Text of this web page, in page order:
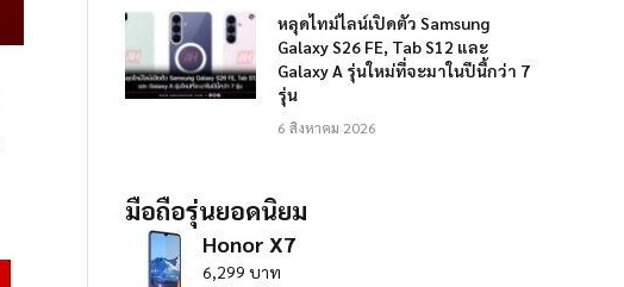
หลุดไทม์ไลน์เปิดตัว Samsung
Galaxy S26 FE, Tab S12 และ
Galaxy A รุ่นใหม่ที่จะมาในปีนี้กว่า 7
รุ่น
6 สิงหาคม 2026
มือถือรุ่นยอดนิยม
Honor X7
6,299 บาท